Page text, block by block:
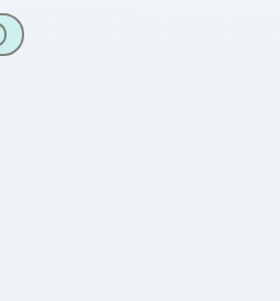
arbeiten mit Initiativen
Hierfür benötigen wir